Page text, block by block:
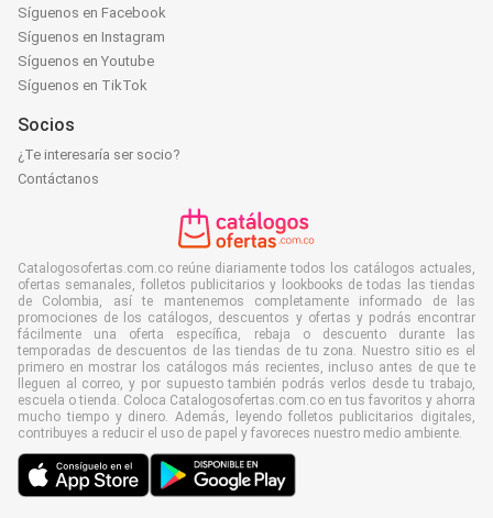
Síguenos en Facebook
Síguenos en Instagram
Síguenos en Youtube
Síguenos en TikTok
Socios
¿Te interesaría ser socio?
Contáctanos
Catalogosofertas.com.co reúne diariamente todos los catálogos actuales,
ofertas semanales, folletos publicitarios y lookbooks de todas las tiendas
de Colombia, así te mantenemos completamente informado de las
promociones de los catálogos, descuentos y ofertas y podrás encontrar
fácilmente una oferta específica, rebaja o descuento durante las
temporadas de descuentos de las tiendas de tu zona. Nuestro sitio es el
primero en mostrar los catálogos más recientes, incluso antes de que te
lleguen al correo, y por supuesto también podrás verlos desde tu trabajo,
escuela o tienda. Coloca Catalogosofertas.com.co en tus favoritos y ahorra
mucho tiempo y dinero. Además, leyendo folletos publicitarios digitales,
contribuyes a reducir el uso de papel y favoreces nuestro medio ambiente.